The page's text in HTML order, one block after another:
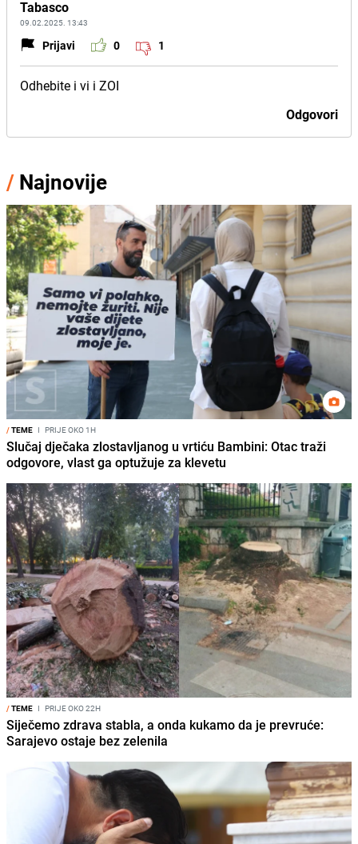
Tabasco
09.02.2025. 13:43
Prijavi 0 1
Odhebite i vi i ZOI
Odgovori
/ Najnovije
/TEME I PRIJE OKO 1H
Slučaj dječaka zlostavljanog u vrtiću Bambini: Otac traži
odgovore, vlast ga optužuje za klevetu
/TEME I PRIJE OKO 22H
Siječemo zdrava stabla, a onda kukamo da je prevruće:
Sarajevo ostaje bez zelenila